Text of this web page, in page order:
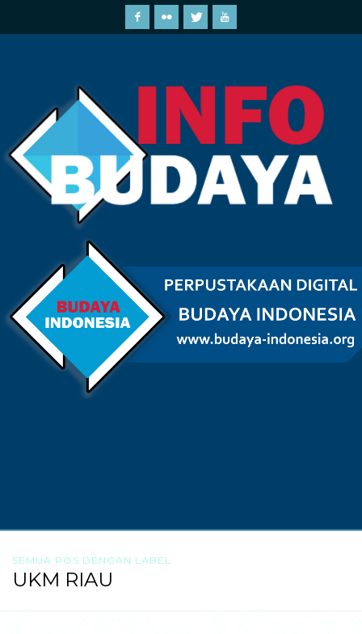
SEMUA POS DENGAN LABEL
UKM RIAU